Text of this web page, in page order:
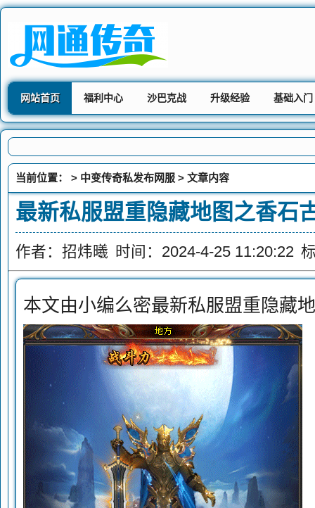
网站首页 福利中心 沙巴克战 升级经验 基础入门
当前位置： > 中变传奇私发布网服 > 文章内容
最新私服盟重隐藏地图之香石
作者：招炜曦 时间：2024-4-25 11:20:22
本文由小编么密最新私服盟重隐藏